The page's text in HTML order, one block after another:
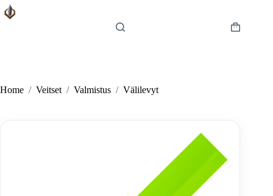
Skip
to
Shopping
Home / Veitset / Valmistus / Välilevyt